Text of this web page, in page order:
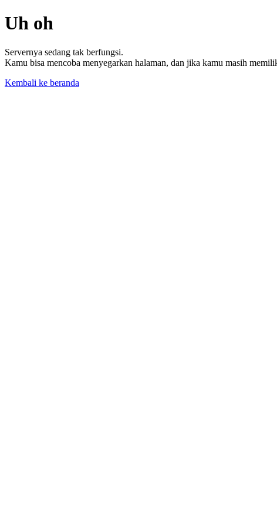
Uh oh
Servernya sedang tak berfungsi.
Kamu bisa mencoba menyegarkan halaman, dan jika kamu masih
Kembali ke beranda